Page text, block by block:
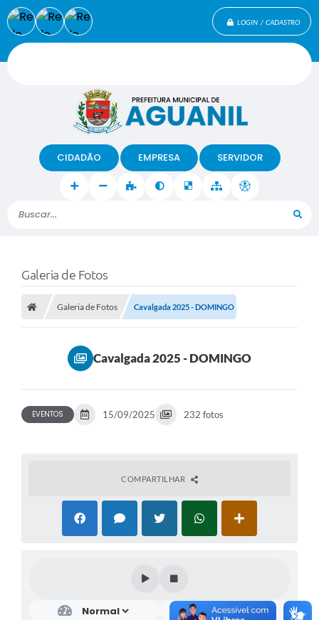
LOGIN / CADASTRO
Buscar...
CIDADÃO EMPRESA SERVIDOR
Galeria de Fotos
Galeria de Fotos Cavalgada 2025 - DOMINGO
Cavalgada 2025 - DOMINGO
EVENTOS 15/09/2025 232 fotos
COMPARTILHAR